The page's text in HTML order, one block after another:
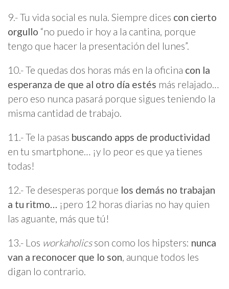
9.- Tu vida social es nula. Siempre dices con cierto
orgullo “no puedo ir hoy a la cantina, porque
tengo que hacer la presentación del lunes”.
10.- Te quedas dos horas más en la oficina con la
esperanza de que al otro día estés más relajado…
pero eso nunca pasará porque sigues teniendo la
misma cantidad de trabajo.
11.- Te la pasas buscando apps de productividad
en tu smartphone… ¡y lo peor es que ya tienes
todas!
12.- Te desesperas porque los demás no trabajan
a tu ritmo… ¡pero 12 horas diarias no hay quien
las aguante, más que tú!
13.- Los workaholicsson como los hipsters: nunca
van a reconocer que lo son, aunque todos les
digan lo contrario.